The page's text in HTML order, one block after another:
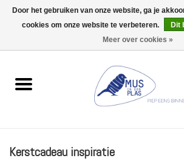
Wenskaarten
Kerstcadeau inspiratie
Door het gebruiken van onze website, ga je
cookies om onze website te verbeteren.
Dit
Meer over cookies »
Wij zijn uitzonderlijk gesloten op Do